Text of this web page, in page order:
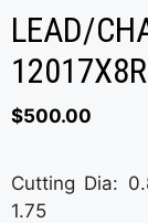
LEAD/
$500.00
Cutting Dia:
1.75